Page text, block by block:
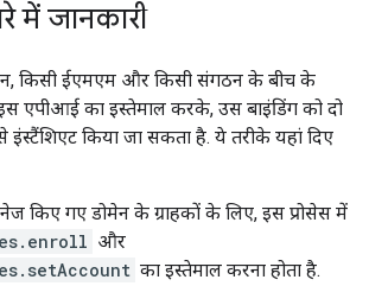
में जानकारी
किसी ईएमएम और किसी संगठन के बीच के
एपीआई का इस्तेमाल करके, उस बाइंडिंग को दो
किया जा सकता है. ये तरीके यहां दिए
किए गए डोमेन के ग्राहकों के लिए, इस प्रोसेस में
और
का इस्तेमाल करना होता है.